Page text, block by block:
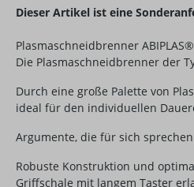
Dieser Artikel ist eine
Plasmaschneidbrenner
Die Plasmaschneidbrenner der
Durch eine große Palette von
ideal für den individuellen
Argumente, die für sich
Robuste Konstruktion und
Griffschale mit langem Taster